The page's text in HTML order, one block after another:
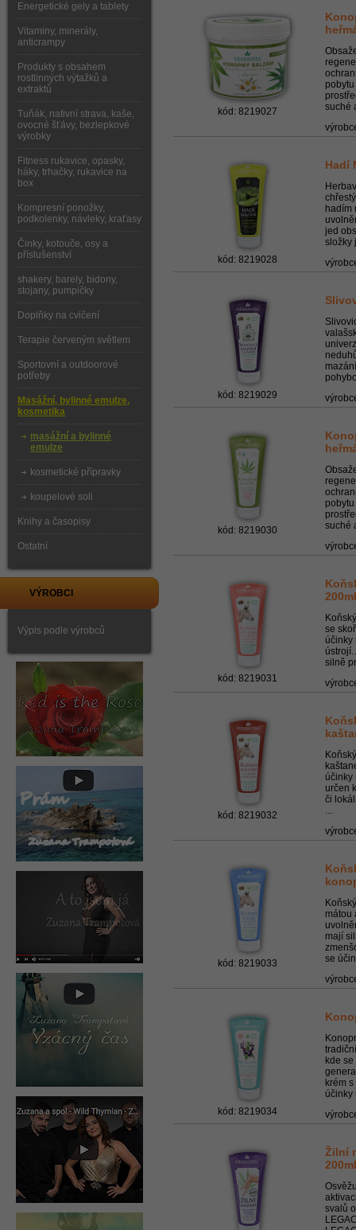
kód: 8219027
suché
kód: 8219028
Hadí
hadím
jed
složky
kód: 8219029
kód: 8219030
suché
kód: 8219031
200ml
se
účinky
silně
kód: 8219032
účinky
určen
či
...
kód: 8219033
mátou
mají
se
kód: 8219034
kde
krém
účinky
Žilní
200ml
svalů
Energetické gely a tablety
Vitaminy, minerály,
anticrampy
Produkty s obsahem
rostlinných výtažků a
extraktů
Tuňák, nativní strava, kaše,
ovocné šťávy, bezlepkové
výrobky
Fitness rukavice, opasky,
háky, trhačky, rukavice na
box
Kompresní ponožky,
podkolenky, návleky, kraťasy
Činky, kotouče, osy a
příslušenství
shakery, barely, bidony,
stojany, pumpičky
Doplňky na cvičení
Terapie červeným světlem
Sportovní a outdoorové
potřeby
Masážní, bylinné emulze,
kosmetika
masážní a bylinné
emulze
kosmetické přípravky
koupelové soli
Knihy a časopisy
Ostatní
VÝROBCI
Výpis podle výrobců